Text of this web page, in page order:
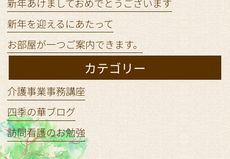
新年を迎えるにあたって
お部屋が一つご案内できます。
カテゴリー
介護事業事務講座
四季の華ブログ
訪問看護のお勉強